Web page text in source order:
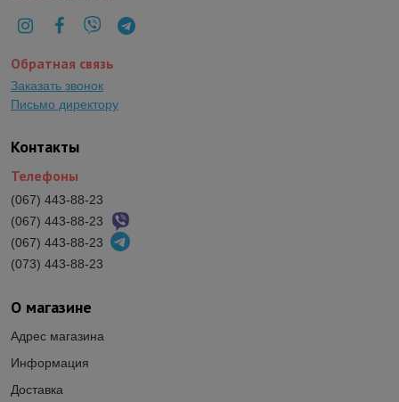
О магазине
Адрес магазина
Информация
Доставка
Контакты
Телефоны
(067) 443-88-23
(067) 443-88-23
(067) 443-88-23
(073) 443-88-23
Обратная связь
Заказать звонок
Письмо директору